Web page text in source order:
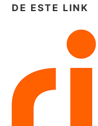
DE ESTE LINK